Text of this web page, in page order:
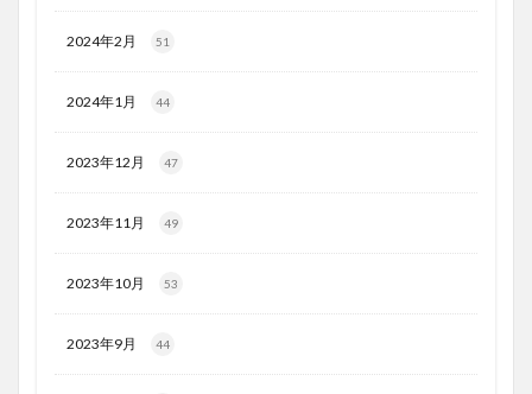
2024年2月 51
2024年1月 44
2023年12月 47
2023年11月 49
2023年10月 53
2023年9月 44